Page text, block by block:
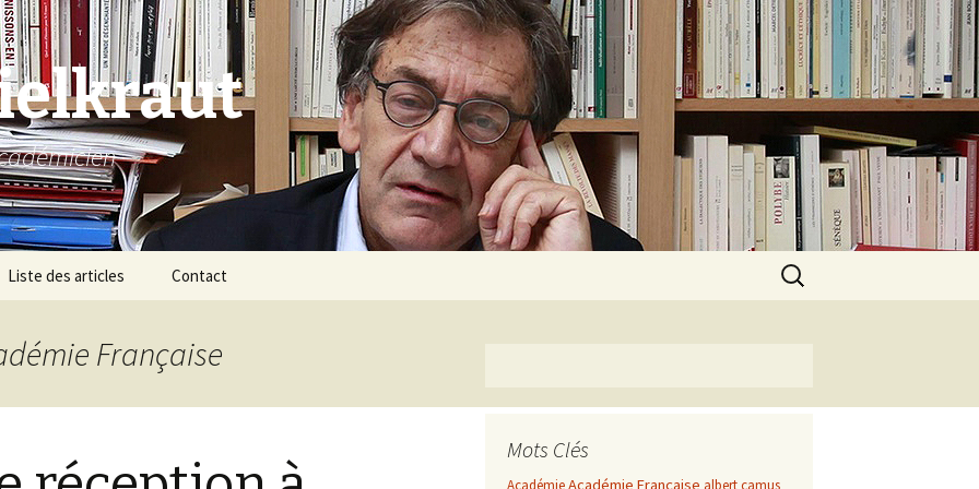
Liste des articles Contact
Rechercher :
Française
Mots Clés
AcadémieAcadémie Française albert camus